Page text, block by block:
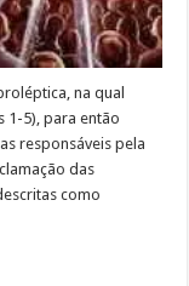
na qual
1-5), para então
responsáveis pela
das
como